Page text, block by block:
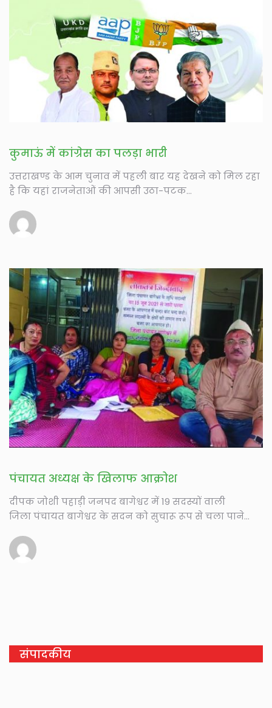
कुमाऊं में कांग्रेस का पलड़ा भारी
उत्तराखण्ड के आम चुनाव में पहली बार यह देखने को मिल रहा
है कि यहां राजनेताओं की आपसी उठा-पटक...
पंचायत अध्यक्ष के खिलाफ आक्रोश
दीपक जोशी पहाड़ी जनपद बागेश्वर में 19 सदस्यों वाली
जिला पंचायत बागेश्वर के सदन को सुचारू रूप से चला पाने...
संपादकीय